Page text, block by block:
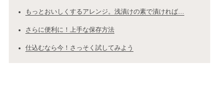
もっとおいしくするアレンジ。浅漬けの素で漬ければ…
さらに便利に！上手な保存方法
仕込むなら今！さっそく試してみよう